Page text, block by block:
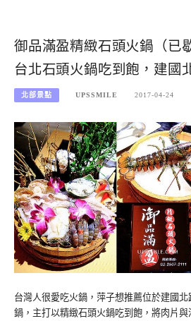
御品滿盈精緻石頭火鍋（已
台北石頭火鍋吃到飽，建國
北部景點 UPSSMILE 2017-04-24
台灣人很愛吃火鍋，萍子想推薦位於建國
鍋，主打以精緻石頭火鍋吃到飽，將肉片